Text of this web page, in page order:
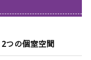
つの個室空間